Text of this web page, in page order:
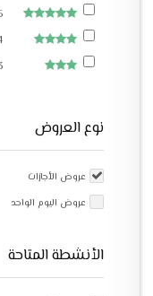
5
4
3
نوع العروض
عروض الأجازات
عروض اليوم الواحد
الأنشطة المتاحة